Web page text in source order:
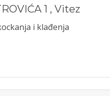
1 , Vitez
i klađenja